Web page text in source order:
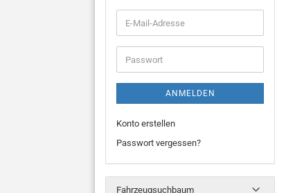
E-
Mail-
Adresse
Passwort
ANMELDEN
Konto erstellen
Passwort vergessen?
Fahrzeugsuchbaum